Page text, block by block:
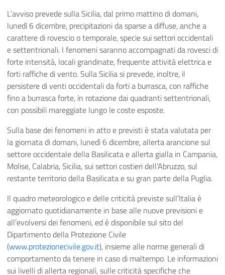
L’avviso prevede sulla Sicilia, dal primo mattino di domani,
lunedì 6 dicembre, precipitazioni da sparse a diffuse, anche a
carattere di rovescio o temporale, specie sui settori occidentali
e settentrionali. I fenomeni saranno accompagnati da rovesci di
forte intensità, locali grandinate, frequente attività elettrica e
forti raffiche di vento. Sulla Sicilia si prevede, inoltre, il
persistere di venti occidentali da forti a burrasca, con raffiche
fino a burrasca forte, in rotazione dai quadranti settentrionali,
con possibili mareggiate lungo le coste esposte.
Sulla base dei fenomeni in atto e previsti è stata valutata per
la giornata di domani, lunedì 6 dicembre, allerta arancione sul
settore occidentale della Basilicata e allerta gialla in Campania,
Molise, Calabria, Sicilia, sui settori costieri dell’Abruzzo, sul
restante territorio della Basilicata e su gran parte della Puglia.
Il quadro meteorologico e delle criticità previste sull’Italia è
aggiornato quotidianamente in base alle nuove previsioni e
all’evolversi dei fenomeni, ed è disponibile sul sito del
Dipartimento della Protezione Civile
(www.protezionecivile.gov.it), insieme alle norme generali di
comportamento da tenere in caso di maltempo. Le informazioni
sui livelli di allerta regionali, sulle criticità specifiche che